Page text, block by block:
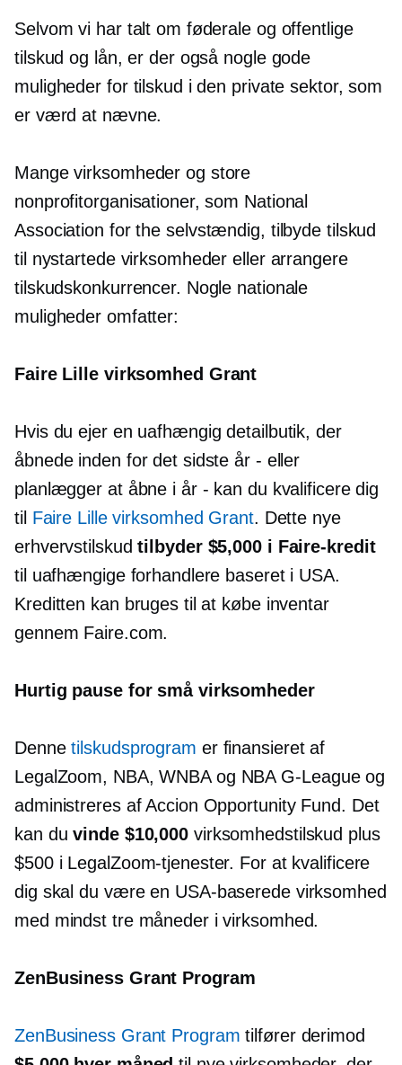
Selvom vi har talt om føderale og offentlige
tilskud og lån, er der også nogle gode
muligheder for tilskud i den private sektor, som
er værd at nævne.
Mange virksomheder og store
nonprofitorganisationer, som National
Association for the selvstændig, tilbyde tilskud
til nystartede virksomheder eller arrangere
tilskudskonkurrencer. Nogle nationale
muligheder omfatter:
Faire Lille virksomhed Grant
Hvis du ejer en uafhængig detailbutik, der
åbnede inden for det sidste år - eller
planlægger at åbne i år - kan du kvalificere dig
til Faire Lille virksomhed Grant. Dette nye
erhvervstilskudtilbyder $5,000 i Faire-kredit
til uafhængige forhandlere baseret i USA.
Kreditten kan bruges til at købe inventar
gennem Faire.com.
Hurtig pause for små virksomheder
Dennetilskudsprogram er finansieret af
LegalZoom, NBA, WNBA og NBA G-Leagueog
administreres af Accion Opportunity Fund. Det
kan duvinde $10,000 virksomhedstilskud plus
$500 i LegalZoom-tjenester. For at kvalificere
dig skal du være en USA-baseredevirksomhed
med mindst tre måneder i virksomhed.
ZenBusiness Grant Program
ZenBusiness Grant Program tilfører derimod